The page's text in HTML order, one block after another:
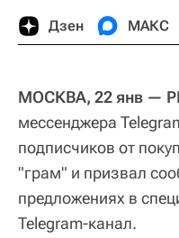
Дзен МАКС
МОСКВА, 22 янв —
мессенджера
подписчиков от
"грам" и призвал
предложениях в
Telegram-канал.